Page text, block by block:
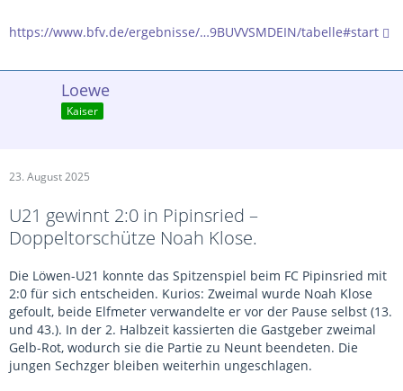
https://www.bfv.de/ergebnisse/…9BUVVSMDEIN/tabelle#start
Loewe
Kaiser
23. August 2025
U21 gewinnt 2:0 in Pipinsried –
Doppeltorschütze Noah Klose.
Die Löwen-U21 konnte das Spitzenspiel beim FC Pipinsried mit
2:0 für sich entscheiden. Kurios: Zweimal wurde Noah Klose
gefoult, beide Elfmeter verwandelte er vor der Pause selbst (13.
und 43.). In der 2. Halbzeit kassierten die Gastgeber zweimal
Gelb-Rot, wodurch sie die Partie zu Neunt beendeten. Die
jungen Sechzger bleiben weiterhin ungeschlagen.